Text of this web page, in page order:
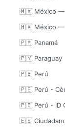
🇲🇽 México —
🇲🇽 México —
🇵🇦 Panamá
🇵🇾 Paraguay
🇵🇪 Perú
🇵🇪 Perú -
🇵🇪 Perú - ID
🇪🇸